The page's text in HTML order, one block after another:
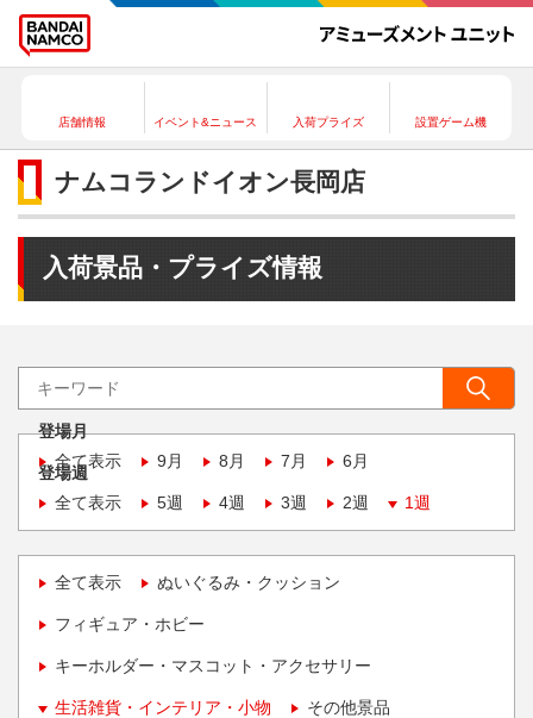
店舗情報 イベント&ニュース 入荷プライズ 設置ゲーム機
ナムコランドイオン長岡店
入荷景品・プライズ情報
登場月
全て表示
9月 8月 7月 6月
登場週
全て表示
5週 4週 3週 2週 1週
全て表示 ぬいぐるみ・クッション
フィギュア・ホビー
キーホルダー・マスコット・アクセサリー
生活雑貨・インテリア・小物 その他景品